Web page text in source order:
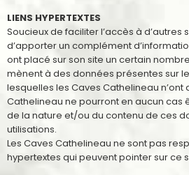
LIENS HYPERTEXTES
Soucieux de faciliter l’accès à d’autres
d’apporter un complément
ont placé sur son site un certain
mènent à des données présentes sur
lesquelles les Caves Cathelineau n’ont
Cathelineau ne pourront en aucun cas
de la nature et/ou du contenu de ces
utilisations.
Les Caves Cathelineau ne sont pas
hypertextes qui peuvent pointer sur ce